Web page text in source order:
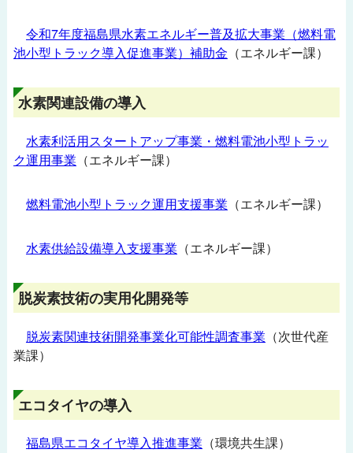
学校関係者の
令和7年度福島県水素エネルギー普及拡大事業（燃料電
池小型トラック導入促進事業）補助金 （エネルギー課）
水素関連設備の導入
水素利活用スタートアップ事業・燃料電池小型トラッ
ク運用事業 （エネルギー課）
燃料電池小型トラック運用支援事業 （エネルギー課）
水素供給設備導入支援事業 （エネルギー課）
脱炭素技術の実用化開発等
脱炭素関連技術開発事業化可能性調査事業 （次世代産
業課）
エコタイヤの導入
福島県エコタイヤ導入推進事業 （環境共生課）